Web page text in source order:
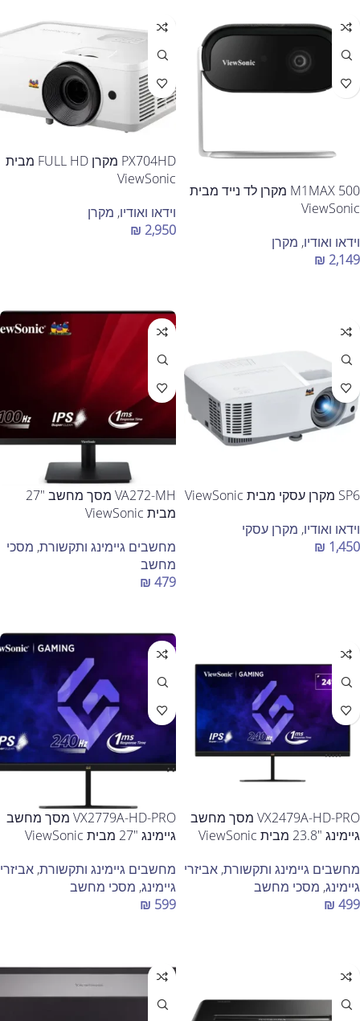
M1MAX 500 מקרן לד נייד מבית
ViewSonic
וידאו ואודיו, מקרן
₪ 2,149
PX704HD מקרן FULL HD מבית
ViewSonic
וידאו ואודיו, מקרן
₪ 2,950
SP6 מקרן עסקי מבית ViewSonic
וידאו ואודיו, מקרן עסקי
₪ 1,450
VA272-MH מסך מחשב "27
מבית ViewSonic
מחשבים גיימינג ותקשורת, מסכי
מחשב
₪ 479
VX2479A-HD-PRO מסך מחשב
גיימינג "23.8 מבית ViewSonic
מחשבים גיימינג ותקשורת, אביזרי
גיימינג, מסכי מחשב
₪ 499
VX2779A-HD-PRO מסך מחשב
גיימינג "27 מבית ViewSonic
מחשבים גיימינג ותקשורת, אביזרי
גיימינג, מסכי מחשב
₪ 599